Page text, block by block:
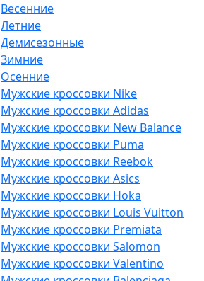
Весенние
Летние
Демисезонные
Зимние
Осенние
Мужские кроссовки Nike
Мужские кроссовки Adidas
Мужские кроссовки New Balance
Мужские кроссовки Puma
Мужские кроссовки Reebok
Мужские кроссовки Asics
Мужские кроссовки Hoka
Мужские кроссовки Louis Vuitton
Мужские кроссовки Premiata
Мужские кроссовки Salomon
Мужские кроссовки Valentino